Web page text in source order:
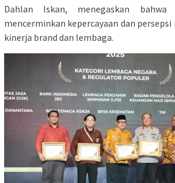
Dahlan Iskan, menegaskan bahwa
mencerminkan kepercayaan dan
kinerja brand dan lembaga.